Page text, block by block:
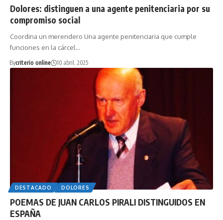
Dolores: distinguen a una agente penitenciaria por su
compromiso social
Coordina un merendero Una agente penitenciaria que cumple
funciones en la cárcel…
Bycriterio online 10 abril, 2025
DESTACADO DOLORES
POEMAS DE JUAN CARLOS PIRALI DISTINGUIDOS EN
ESPAÑA